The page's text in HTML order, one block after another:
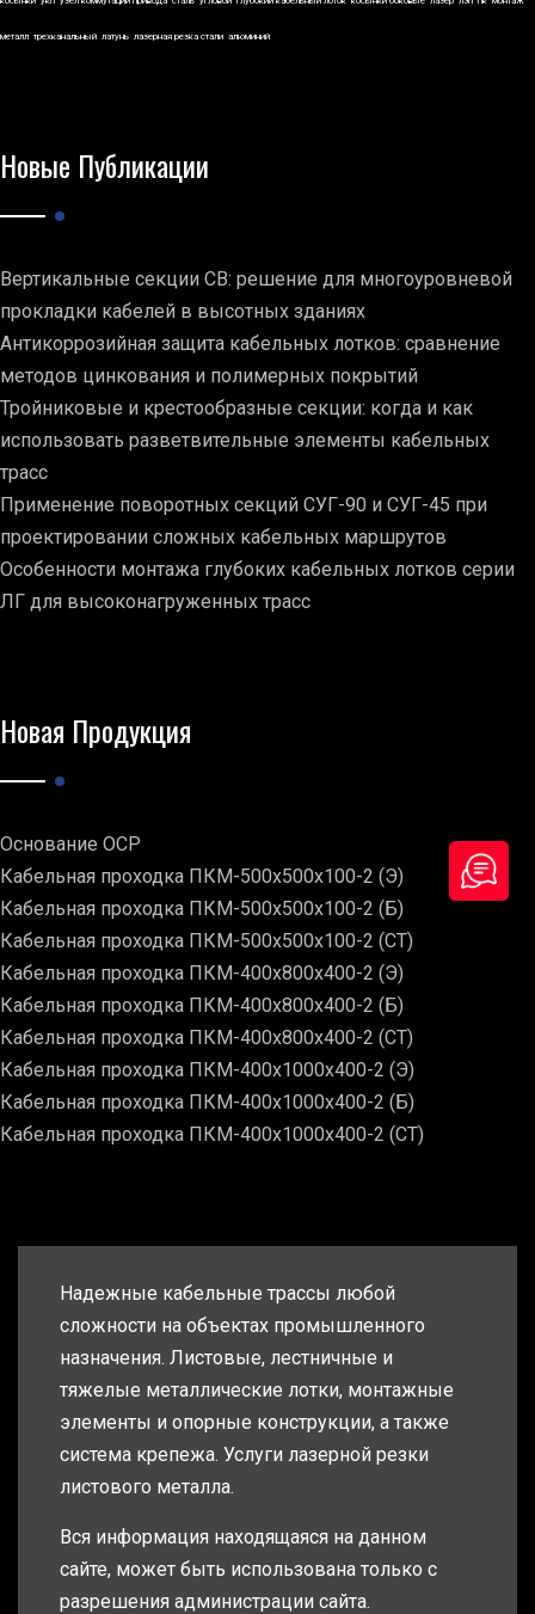
металл трехканальный латунь лазерная резка стали алюминий
Новые Публикации
Вертикальные секции СВ: решение для многоуровневой
прокладки кабелей в высотных зданиях
Антикоррозийная защита кабельных лотков: сравнение
методов цинкования и полимерных покрытий
Тройниковые и крестообразные секции: когда и как
использовать разветвительные элементы кабельных
трасс
Применение поворотных секций СУГ-90 и СУГ-45 при
проектировании сложных кабельных маршрутов
Особенности монтажа глубоких кабельных лотков серии
ЛГ для высоконагруженных трасс
Новая Продукция
Основание ОСР
Кабельная проходка ПКМ-500х500х100-2 (Э)
Кабельная проходка ПКМ-500х500х100-2 (Б)
Кабельная проходка ПКМ-500х500х100-2 (СТ)
Кабельная проходка ПКМ-400х800х400-2 (Э)
Кабельная проходка ПКМ-400х800х400-2 (Б)
Кабельная проходка ПКМ-400х800х400-2 (СТ)
Кабельная проходка ПКМ-400х1000х400-2 (Э)
Кабельная проходка ПКМ-400х1000х400-2 (Б)
Кабельная проходка ПКМ-400х1000х400-2 (СТ)
Надежные кабельные трассы любой
сложности на объектах промышленного
назначения. Листовые, лестничные и
тяжелые металлические лотки, монтажные
элементы и опорные конструкции, а также
система крепежа. Услуги лазерной резки
листового металла.
Вся информация находящаяся на данном
сайте, может быть использована только с
разрешения администрации сайта.